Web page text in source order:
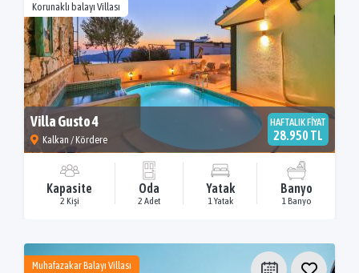
Korunaklı balayı Villası
Villa Gusto 4
Kalkan / Kördere
HAFTALIK FİYAT
28.950 TL
Kapasite
2 Kişi
Oda
2 Adet
Yatak
1 Yatak
Banyo
1 Banyo
Muhafazakar Balayı Villası